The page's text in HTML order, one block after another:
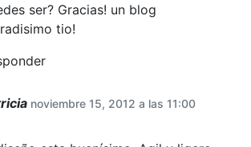
ser? Gracias! un blog
tio!
noviembre 15, 2012 a las 11:00